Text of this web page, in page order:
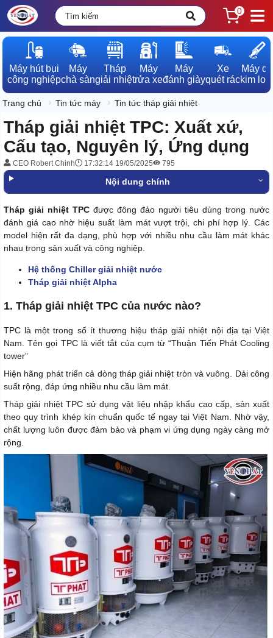
0
Máy hút bụi
công nghiệp
Máy
chà sàn
Tháp
giải nhiệt
Máy
rửa xe
Máy
đánh giày
Xe
quét rác
Máy dò
kim loại
Trang chủ Tin tức máy Tin tức tháp giải nhiệt
Tháp giải nhiệt TPC: Xuất xứ,
Cấu tạo, Nguyên lý, Ứng dụng
CEO Robert Chinh 17:32:14 19/05/2025 795
Nội dung chính
Tháp giải nhiệt TPC được đông đảo người tiêu dùng trong nước
đánh giá cao nhờ hiệu suất làm mát vượt trội, chi phí hợp lý. Các
model hiện rất đa dạng, phù hợp với nhiều nhu cầu làm mát khác
nhau trong sản xuất và công nghiệp.
Hệ thống Chiller giải nhiệt nước
Tháp giải nhiệt Alpha
1. Tháp giải nhiệt TPC của nước nào?
TPC là một trong số ít thương hiệu tháp giải nhiệt nội địa tại Việt
Nam. Tên gọi TPC là viết tắt của cụm từ “Thuận Tiến Phát Cooling
tower”
Hiện hãng phát triển cả dòng tháp giải nhiệt tròn và vuông. Dải công
suất rộng, đáp ứng nhiều nhu cầu làm mát.
Tháp giải nhiệt TPC sử dụng vật liệu nhập khẩu cao cấp, sản xuất
theo quy trình khép kín chuẩn quốc tế ngay tại Việt Nam. Nhờ vậy,
chất lượng luôn được đảm bảo và phạm vi ứng dụng ngày càng mở
rộng.